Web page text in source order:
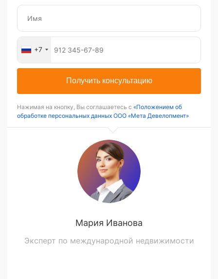
+7
Получить консультацию
Нажимая на кнопку, Вы соглашаетесь с «Положением об
обработке персональных данных ООО «Мета Девелопмент»
Мария Иванова
Эксперт по международной недвижимости